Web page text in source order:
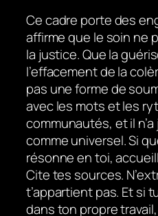
Ce cadre porte des
affirme que le soin ne
la justice. Que la
l’effacement de la
pas une forme de
avec les mots et les
communautés, et il
comme universel. Si
résonne en toi,
Cite tes sources.
t’appartient pas. Et si
dans ton propre